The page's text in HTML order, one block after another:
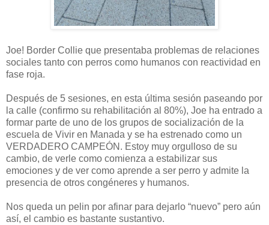
Joe! Border Collie que presentaba problemas de relaciones
sociales tanto con perros como humanos con reactividad en
fase roja.
Después de 5 sesiones, en esta última sesión paseando por
la calle (confirmo su rehabilitación al 80%), Joe ha entrado a
formar parte de uno de los grupos de socialización de la
escuela de Vivir en Manada y se ha estrenado como un
VERDADERO CAMPEÓN. Estoy muy orgulloso de su
cambio, de verle como comienza a estabilizar sus
emociones y de ver como aprende a ser perro y admite la
presencia de otros congéneres y humanos.
Nos queda un pelin por afinar para dejarlo “nuevo” pero aún
así, el cambio es bastante sustantivo.